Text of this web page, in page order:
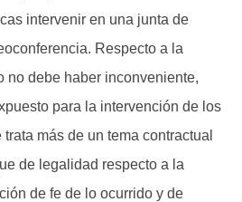
intervenir en una junta de
Respecto a la
no debe haber inconveniente,
para la intervención de los
más de un tema contractual
de legalidad respecto a la
de fe de lo ocurrido y de